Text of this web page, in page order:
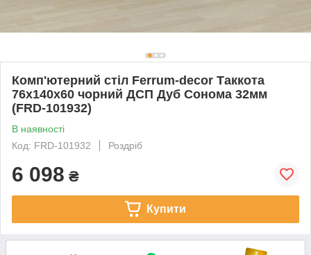
Комп'ютерний стіл Ferrum-decor Таккота
76x140x60 чорний ДСП Дуб Сонома 32мм
(FRD-101932)
В наявності
Код: FRD-101932
Роздріб
6 098 ₴
Купити